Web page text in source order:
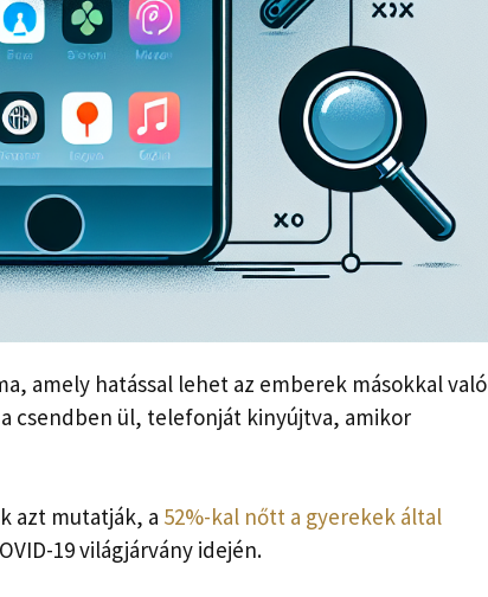
amely hatással lehet az emberek másokkal való
csendben ül, telefonját kinyújtva, amikor
azt mutatják, a 52%-kal nőtt a gyerekek által
19 világjárvány idején.